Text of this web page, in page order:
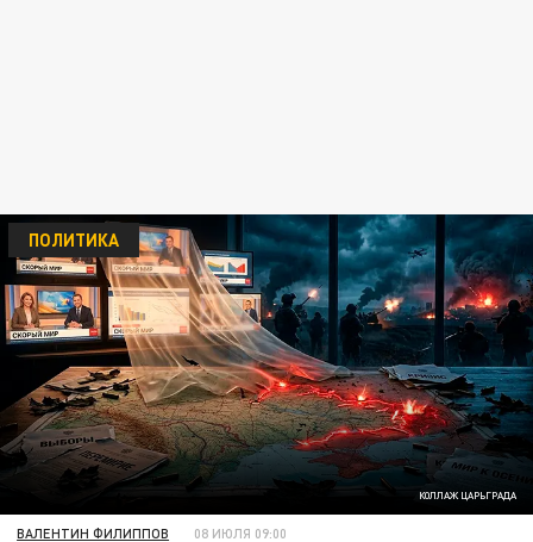
КОЛЛАЖ ЦАРЬГРАДА
ПОЛИТИКА
ВАЛЕНТИН ФИЛИППОВ 08 ИЮЛЯ 09:00